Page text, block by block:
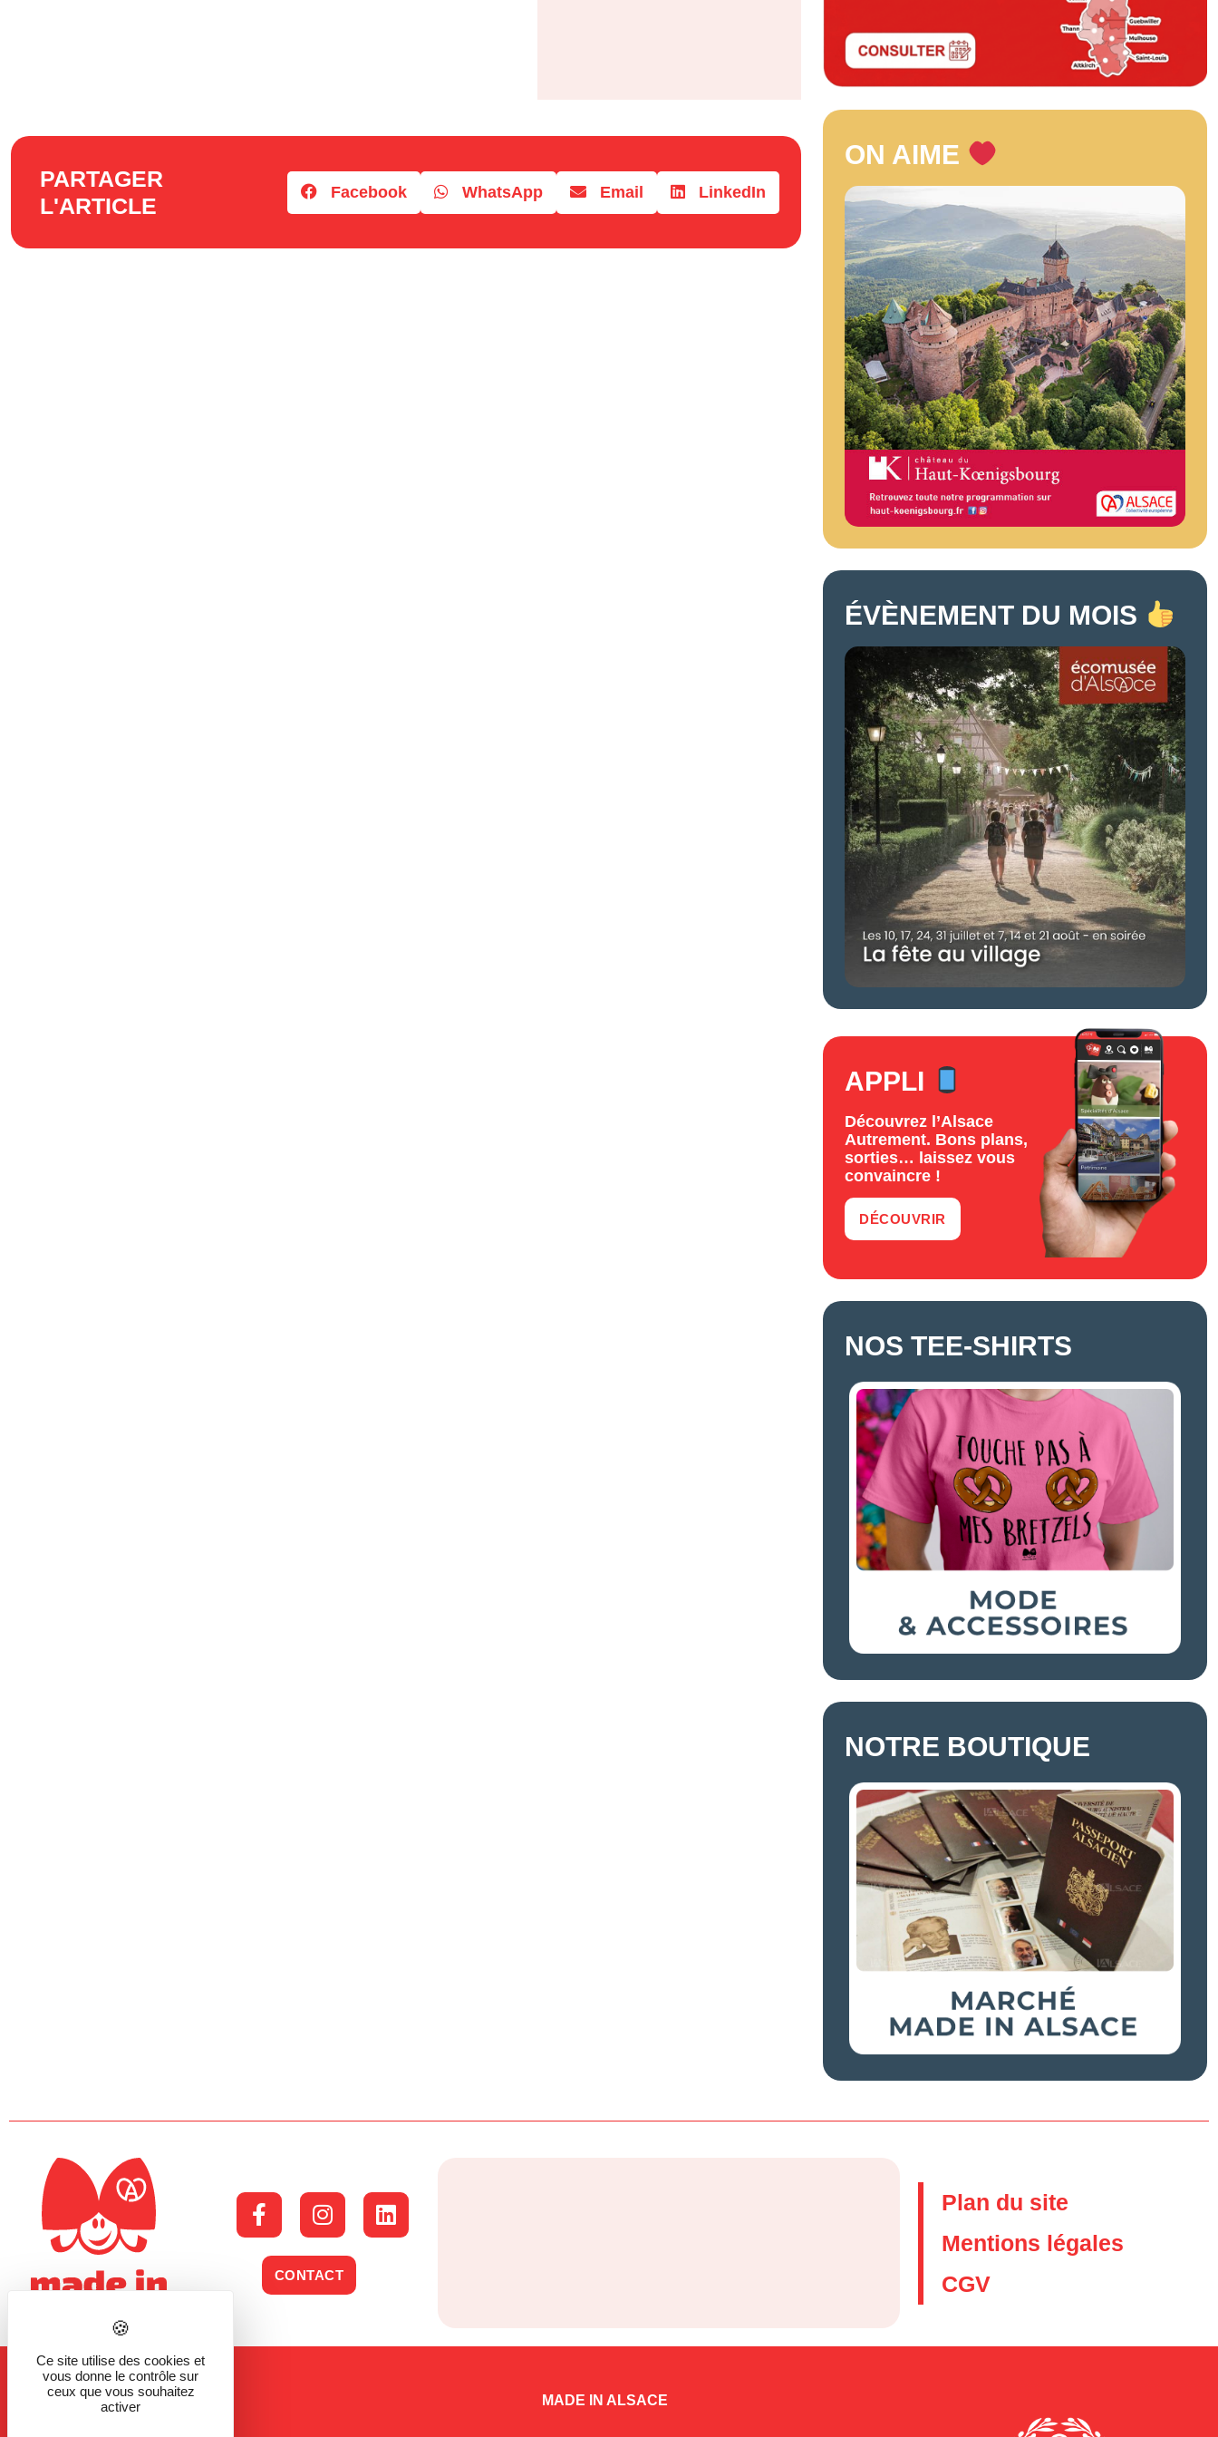
PARTAGER
L'ARTICLE
Facebook WhatsApp Email LinkedIn
ON AIME
ÉVÈNEMENT DU MOIS
APPLI
Découvrez l’Alsace
Autrement. Bons plans,
sorties… laissez vous
convaincre !
DÉCOUVRIR
NOS TEE-SHIRTS
NOTRE BOUTIQUE
CONTACT
Plan du site
Mentions légales
CGV
MADE IN ALSACE
Ce site utilise des cookies et
vous donne le contrôle sur
ceux que vous souhaitez
activer